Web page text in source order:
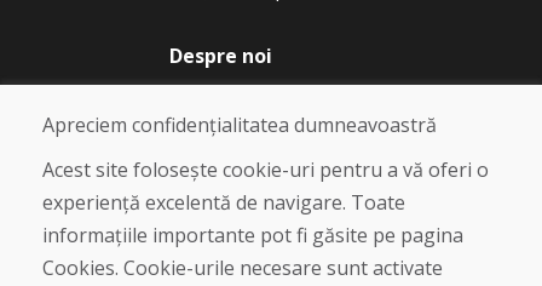
Despre noi
Blog
Despre noi
Magazin
Contact
Cumpărare
Magazin online
Apreciem confidențialitatea dumneavoastră
Acest site folosește cookie-uri pentru a vă oferi o
experiență excelentă de navigare. Toate
informațiile importante pot fi găsite pe pagina
Cookies. Cookie-urile necesare sunt activate